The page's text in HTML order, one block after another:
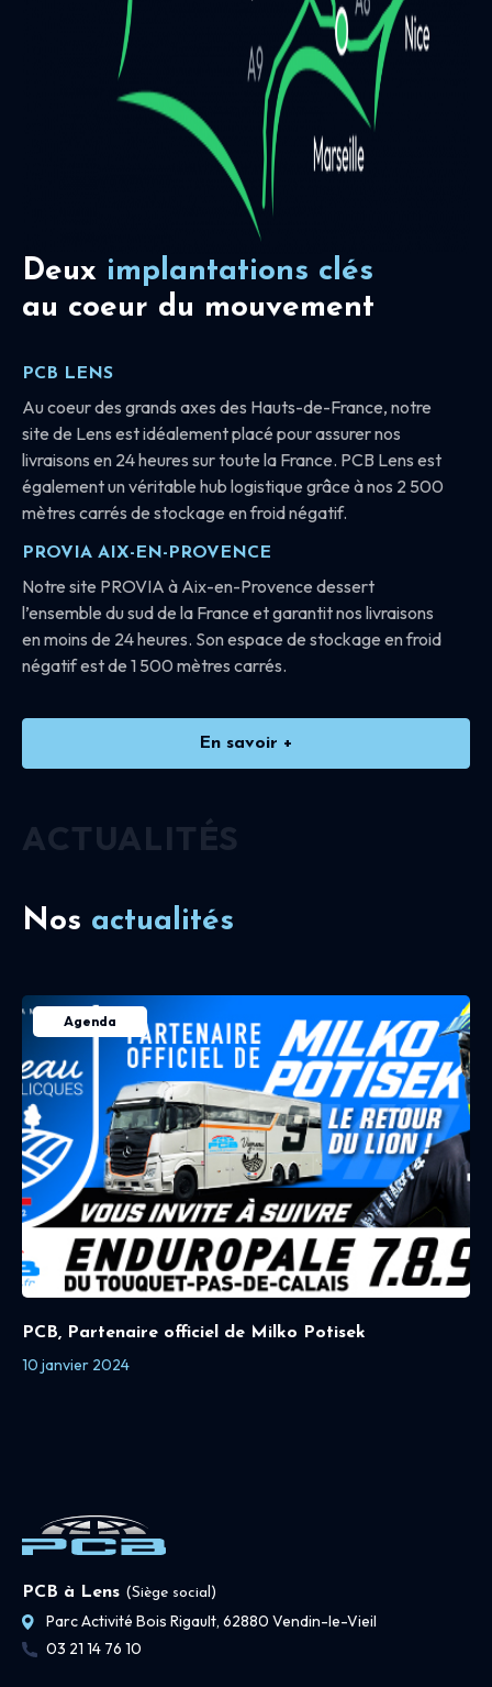
Deux implantations clés
au coeur du mouvement
PCB LENS
Au coeur des grands axes des Hauts-de-France, notre
site de Lens est idéalement placé pour assurer nos
livraisons en 24 heures sur toute la France. PCB Lens est
également un véritable hub logistique grâce à nos 2 500
mètres carrés de stockage en froid négatif.
PROVIA AIX-EN-PROVENCE
Notre site PROVIA à Aix-en-Provence dessert
l’ensemble du sud de la France et garantit nos livraisons
en moins de 24 heures. Son espace de stockage en froid
négatif est de 1 500 mètres carrés.
En savoir +
ACTUALITÉS
Nos actualités
Agenda
PCB, Partenaire officiel de Milko Potisek
10 janvier 2024
PCB à Lens (Siège social)
Parc Activité Bois Rigault, 62880 Vendin-le-Vieil
03 21 14 76 10